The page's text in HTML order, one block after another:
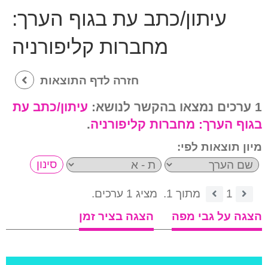
עיתון/כתב עת בגוף הערך:
מחברות קליפורניה
חזרה לדף התוצאות
1 ערכים נמצאו בהקשר לנושא:
עיתון/כתב עת
בגוף הערך: מחברות קליפורניה.
מיון תוצאות לפי:
1 מתוך 1.
מציג 1 ערכים.
הצגה על גבי מפה
הצגה בציר זמן